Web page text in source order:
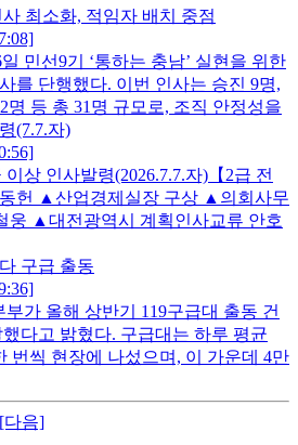
최소화, 적임자 배치 중점
민선9기 ‘통하는 충남’ 실현을 위한
를 단행했다. 이번 인사는 승진 9명,
명 등 총 31명 규모로, 조직 안정성을
(7.7.자)
상 인사발령(2026.7.7.자)【2급 전
헌 ▲산업경제실장 구상 ▲의회사무
웅 ▲대전광역시 계획인사교류 안호
구급 출동
가 올해 상반기 119구급대 출동 건
다고 밝혔다. 구급대는 하루 평균
번씩 현장에 나섰으며, 이 가운데 4만
[다음]